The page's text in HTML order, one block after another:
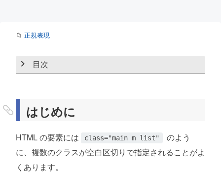
📁 正規表現
目次
正規表現の分解
2. ["']
はじめに
HTML の要素には class="main m list"
のよう
に、複数のクラスが空白区切りで指定されることがよ
くあります。